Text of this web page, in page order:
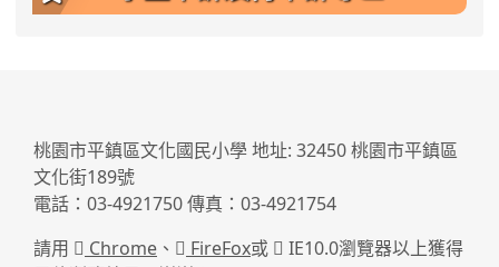
桃園市平鎮區文化國民小學 地址: 32450 桃園市平鎮區
文化街189號
電話：03-4921750 傳真：03-4921754
請用
Chrome 、 FireFox或
IE10.0瀏覽器以上獲得